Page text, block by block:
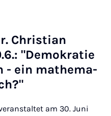
Chris­ti­an
"De­mo­kra­tie
- ein ma­the­ma­
am 30. Juni